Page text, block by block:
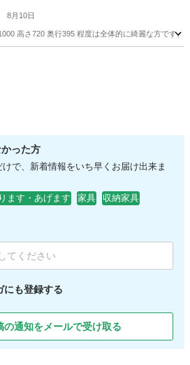
8月10日
高さ720 奥行395 程度は全体的に綺麗な方です
った方
で、新着情報をいち早くお届け出来ま
ます・あげます 家具
収納家具
にも登録する
の通知をメールで受け取る